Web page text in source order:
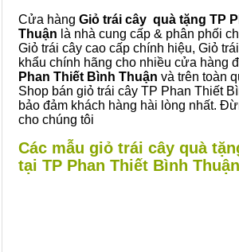
Cửa hàng Giỏ trái cây quà tặng TP
Thuận là nhà cung cấp & phân phối
Giỏ trái cây cao cấp chính hiệu, Giỏ
khẩu chính hãng cho nhiều cửa hàng
Phan Thiết Bình Thuận và trên toàn
Shop bán giỏ trái cây TP Phan Thiết
bảo đảm khách hàng hài lòng nhất.
cho chúng tôi
Các mẫu giỏ trái cây quà
tại TP Phan Thiết Bình